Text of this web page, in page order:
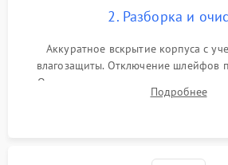
2. Разборка и
Аккуратное вскрытие корпуса с
влагозащиты. Отключение шлейфов
Очистка внутренних плат от
обработка германиевого объектива
Подробнее